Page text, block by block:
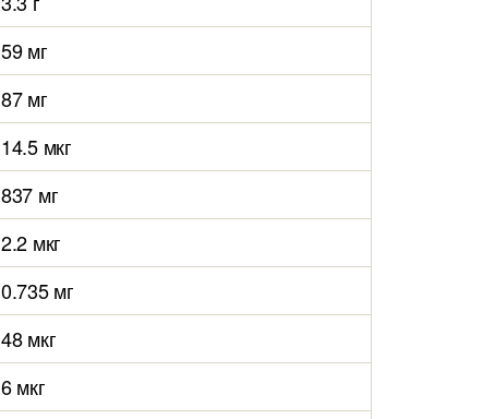
59 мг
87 мг
14.5 мкг
837 мг
2.2 мкг
0.735 мг
48 мкг
6 мкг